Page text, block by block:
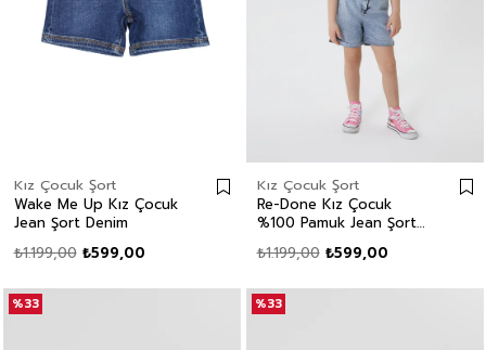
Kız Çocuk Şort
Wake Me Up Kız Çocuk
Jean Şort Denim
₺599,00
₺1.199,00
Kız Çocuk Şort
Re-Done Kız Çocuk
%100 Pamuk Jean Şort
₺599,00
₺1.199,00
%33 %33